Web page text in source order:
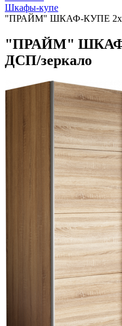
Шкафы-купе
"ПРАЙМ" ШКАФ-КУПЕ 2х
"ПРАЙМ" ШКАФ-
ДСП/зеркало